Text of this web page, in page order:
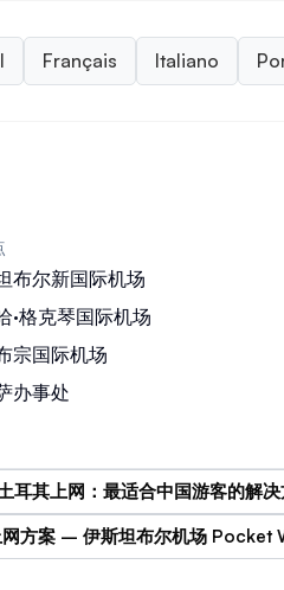
Français Italiano
布尔新国际机场
·格克琴国际机场
宗国际机场
办事处
耳其上网：最适合中国游客的解
方案 – 伊斯坦布尔机场 Pocket